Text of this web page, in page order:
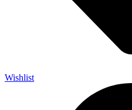
Wishlist